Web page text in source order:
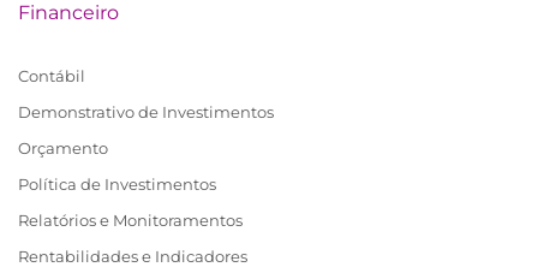
Financeiro
Contábil
Demonstrativo de Investimentos
Orçamento
Política de Investimentos
Relatórios e Monitoramentos
Rentabilidades e Indicadores